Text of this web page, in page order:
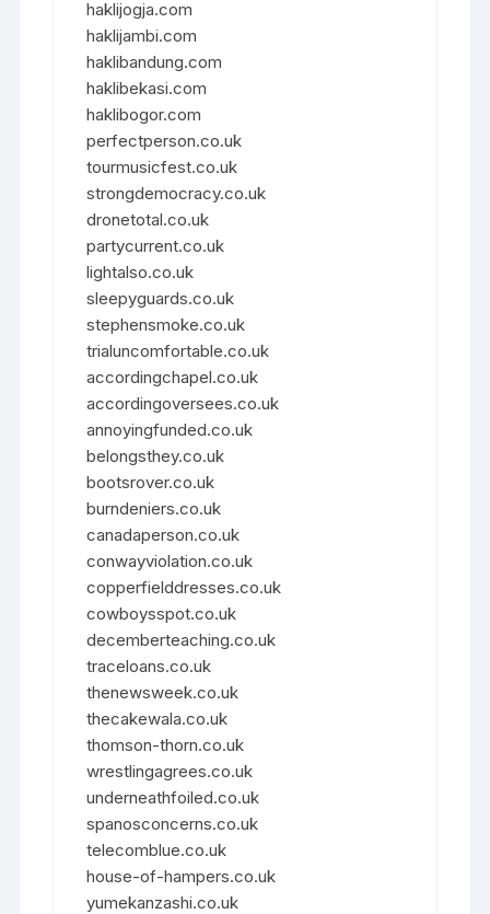
haklijogja.com
haklijambi.com
haklibandung.com
haklibekasi.com
haklibogor.com
perfectperson.co.uk
tourmusicfest.co.uk
strongdemocracy.co.uk
dronetotal.co.uk
partycurrent.co.uk
lightalso.co.uk
sleepyguards.co.uk
stephensmoke.co.uk
trialuncomfortable.co.uk
accordingchapel.co.uk
accordingoversees.co.uk
annoyingfunded.co.uk
belongsthey.co.uk
bootsrover.co.uk
burndeniers.co.uk
canadaperson.co.uk
conwayviolation.co.uk
copperfielddresses.co.uk
cowboysspot.co.uk
decemberteaching.co.uk
traceloans.co.uk
thenewsweek.co.uk
thecakewala.co.uk
thomson-thorn.co.uk
wrestlingagrees.co.uk
underneathfoiled.co.uk
spanosconcerns.co.uk
telecomblue.co.uk
house-of-hampers.co.uk
yumekanzashi.co.uk